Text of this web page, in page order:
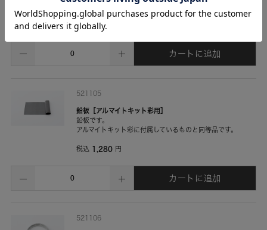
アルマイトキット彩に付属しているものと同等品です。
税込2,980
カートに追加
521105
鉛板［アルマイトキット彩用］
鉛板です。
アルマイトキット彩に付属しているものと同等品です。
税込 1,280 円
カートに追加
521106